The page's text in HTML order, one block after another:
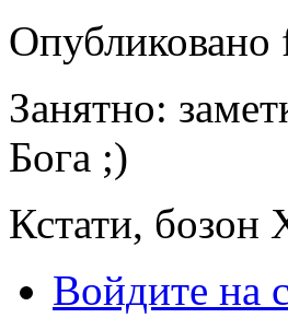
Опубликовано
Занятно:
Бога ;)
Кстати, бозон
Войдите на